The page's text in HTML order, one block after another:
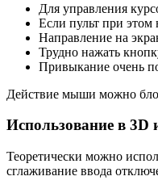
Для управления
Если пульт при этом
Направление на
Трудно нажать
Привыкание очень
Действие мыши можно
Использование в 3D
Теоретически можно
сглаживание ввода